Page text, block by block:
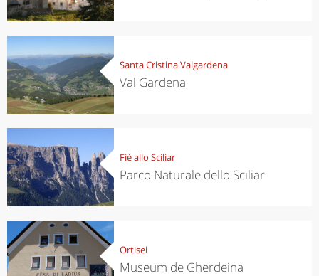
Santa Cristina Valgardena
Val Gardena
Fiè allo Sciliar
Parco Naturale dello Sciliar
Ortisei
Museum de Gherdeina